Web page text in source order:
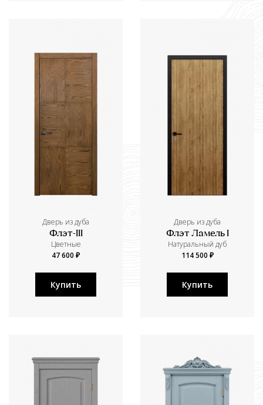
Дверь из дуба
Флэт-III
Цветные
47 600 ₽
Купить
Дверь из дуба
Флэт Ламель I
Натуральный дуб
114 500 ₽
Купить